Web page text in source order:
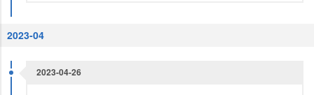
2023-04
2023-04-26